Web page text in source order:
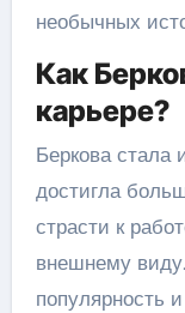
необычных
Как
карьере?
Беркова стала
достигла
страсти к
внешнему
популярность